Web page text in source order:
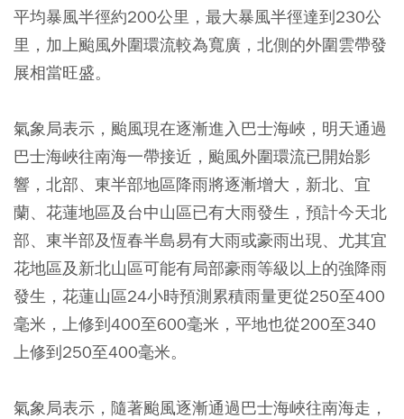
平均暴風半徑約200公里，最大暴風半徑達到230公
里，加上颱風外圍環流較為寬廣，北側的外圍雲帶發
展相當旺盛。
氣象局表示，颱風現在逐漸進入巴士海峽，明天通過
巴士海峽往南海一帶接近，颱風外圍環流已開始影
響，北部、東半部地區降雨將逐漸增大，新北、宜
蘭、花蓮地區及台中山區已有大雨發生，預計今天北
部、東半部及恆春半島易有大雨或豪雨出現、尤其宜
花地區及新北山區可能有局部豪雨等級以上的強降雨
發生，花蓮山區24小時預測累積雨量更從250至400
毫米，上修到400至600毫米，平地也從200至340
上修到250至400毫米。
氣象局表示，隨著颱風逐漸通過巴士海峽往南海走，